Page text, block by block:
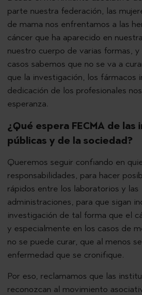
parte nuestra federación, las
de mama nos enfrentamos a las
cáncer que ha aparecido en
nuestro cuerpo de varias formas, y
casos sabemos que no se va a
que la investigación, los fármacos
dedicación de los profesionales
esperanza.
¿Qué espera FECMA de
públicas y de la sociedad?
Queremos seguir confiando en
responsabilidades, para hacer
rápidos entre los laboratorios y las
administraciones, para que sigan
investigación de tal forma que el
y especialmente en los casos de
no se puede curar, que al menos
enfermedad que se cronifique.
Por eso, reclamamos que las
reconozcan al movimiento